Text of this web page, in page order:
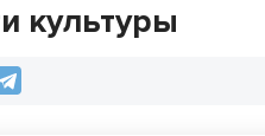
культуры